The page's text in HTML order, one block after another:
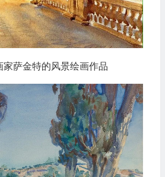
家萨金特的风景绘画作品